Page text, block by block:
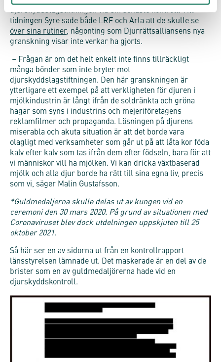
djurskyddslagstiftningen vid sin senaste kontroll. Till
tidningen Syre sade både LRF och Arla att de skulle se
över sina rutiner, någonting som Djurrättsalliansens nya
granskning visar inte verkar ha gjorts.
– Frågan är om det helt enkelt inte finns tillräckligt
många bönder som inte bryter mot
djurskyddslagstiftningen. Den här granskningen är
ytterligare ett exempel på att verkligheten för djuren i
mjölkindustrin är långt ifrån de soldränkta och gröna
hagar som syns i industrins och mejeriföretagens
reklamfilmer och propaganda. Lösningen på djurens
miserabla och akuta situation är att det borde vara
olagligt med verksamheter som går ut på att låta kor föda
kalv efter kalv som tas ifrån dem efter födseln, bara för att
vi människor vill ha mjölken. Vi kan dricka växtbaserad
mjölk och alla djur borde ha rätt till sina egna liv, precis
som vi, säger Malin Gustafsson.
*Guldmedaljerna skulle delas ut av kungen vid en
ceremoni den 30 mars 2020. På grund av situationen med
Coronaviruset blev dock utdelningen uppskjuten till 25
oktober 2021.
Så här ser en av sidorna ut från en kontrollrapport
länsstyrelsen lämnade ut. Det maskerade är en del av de
brister som en av guldmedaljörerna hade vid en
djurskyddskontroll.